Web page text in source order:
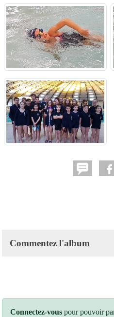
Commentez l'album
Connectez-vous pour pouvoir